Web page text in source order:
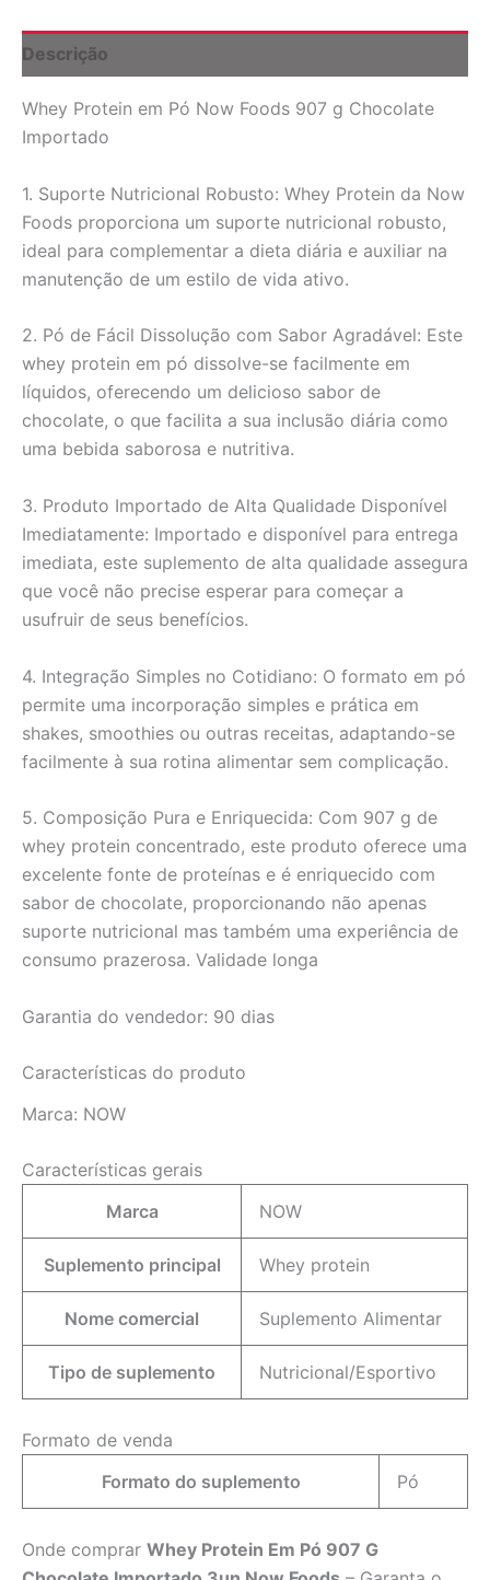
Now
Foods
Descrição
Whey Protein em Pó Now Foods 907 g Chocolate
Importado
1. Suporte Nutricional Robusto: Whey Protein da Now
Foods proporciona um suporte nutricional robusto,
ideal para complementar a dieta diária e auxiliar na
manutenção de um estilo de vida ativo.
2. Pó de Fácil Dissolução com Sabor Agradável: Este
whey protein em pó dissolve-se facilmente em
líquidos, oferecendo um delicioso sabor de
chocolate, o que facilita a sua inclusão diária como
uma bebida saborosa e nutritiva.
3. Produto Importado de Alta Qualidade Disponível
Imediatamente: Importado e disponível para entrega
imediata, este suplemento de alta qualidade assegura
que você não precise esperar para começar a
usufruir de seus benefícios.
4. Integração Simples no Cotidiano: O formato em pó
permite uma incorporação simples e prática em
shakes, smoothies ou outras receitas, adaptando-se
facilmente à sua rotina alimentar sem complicação.
5. Composição Pura e Enriquecida: Com 907 g de
whey protein concentrado, este produto oferece uma
excelente fonte de proteínas e é enriquecido com
sabor de chocolate, proporcionando não apenas
suporte nutricional mas também uma experiência de
consumo prazerosa. Validade longa
Garantia do vendedor: 90 dias
Características do produto
Marca: NOW
Características gerais
Marca
NOW
Suplemento principal Whey protein
Nome comercial Suplemento Alimentar
Tipo de suplemento Nutricional/Esportivo
Formato de venda
Formato do suplemento
Pó
Onde comprar Whey Protein Em Pó 907 G